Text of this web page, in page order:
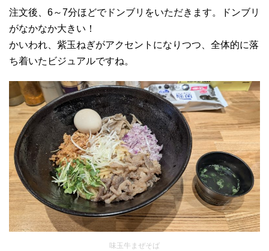
注文後、6～7分ほどでドンブリをいただきます。ドンブリ
がなかなか大きい！
かいわれ、紫玉ねぎがアクセントになりつつ、全体的に落
ち着いたビジュアルですね。
味玉牛まぜそば